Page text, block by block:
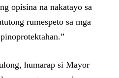
opisina na nakatayo sa
rumespeto sa mga
humarap si Mayor